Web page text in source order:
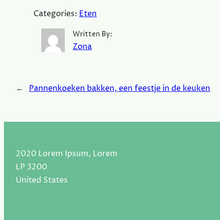
Categories: Eten
Written By:
Zona
← Pannenkoeken bakken, een feestje in de keuken
2020 Lorem Ipsum, Lorem
LP 3200
United States